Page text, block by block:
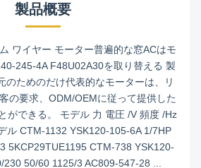
製品概要
ワイヤー モーター普遍的な窓ACはモ
245-4A F48U02A30を取り替える 製
のためのだけ代表的なモーターは、リ
の要求、ODM/OEMに従って提供した
ができる。 モデル 力 電圧 /V 頻度 /Hz
ル CTM-1132 YSK120-105-6A 1/7HP
5KCP29TUE1195 CTM-738 YSK120-
50/60 1125/3 AC809-547-28 ...